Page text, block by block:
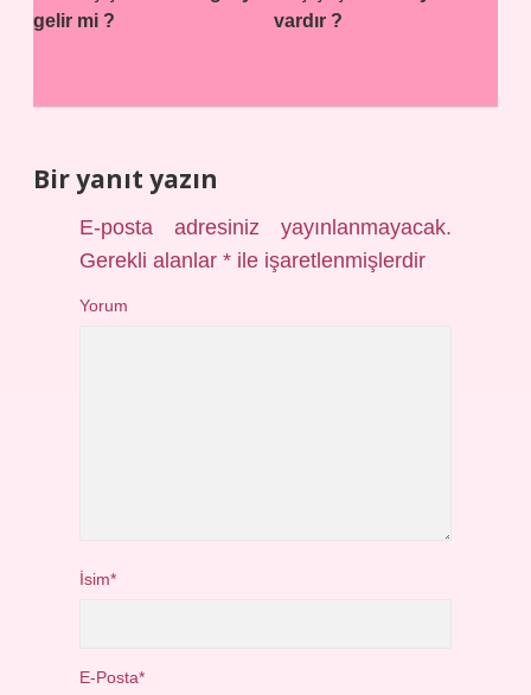
gelir mi ?
vardır ?
Bir yanıt yazın
E-posta adresiniz yayınlanmayacak.
Gerekli alanlar* ile işaretlenmişlerdir
Yorum
İsim*
E-Posta*